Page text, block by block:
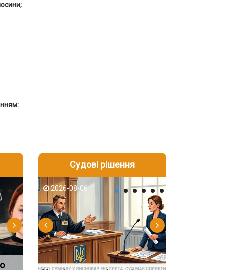
2026-08-05 2026-08-05
2026-08-03
Огляд практики ВС від
2026-08-03
ФУНДАМЕНТАЛЬНА
2026-08-06
Спільне проживання без
2026-08-06
Судові рішення
2026-08-06